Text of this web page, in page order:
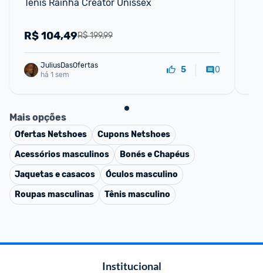
Tênis Rainha Creator Unissex
R$ 199,99
R$104,49
JuliusDasOfertas
há 1 sem
5 0
Mais opções
Ofertas Netshoes Cupons Netshoes
Acessórios masculinos
Bonés e Chapéus
Jaquetas e casacos
Óculos masculino
Roupas masculinas
Tênis masculino
Institucional